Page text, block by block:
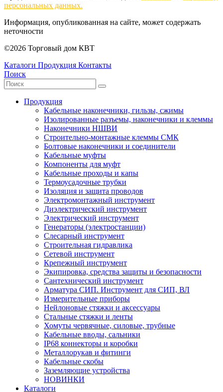
персональных данных.
Информация, опубликованная на сайте, может содержать
неточности
©2026 Торговый дом КВТ
Каталоги Продукция Контакты
Поиск
Продукция
Кабельные наконечники, гильзы, сжимы
Изолированные разъемы, наконечники и клеммы
Наконечники НШВИ
Строительно-монтажные клеммы СМК
Болтовые наконечники и соединители
Кабельные муфты
Компоненты для муфт
Кабельные проходы и капы
Термоусадочные трубки
Изоляция и защита проводов
Электромонтажный инструмент
Диэлектрический инструмент
Электрический инструмент
Генераторы (электростанции)
Слесарный инструмент
Строительная гидравлика
Сетевой инструмент
Крепежный инструмент
Экипировка, средства защиты и безопасности
Сантехнический инструмент
Арматура СИП. Инструмент для СИП, ВЛ
Измерительные приборы
Нейлоновые стяжки и аксессуары
Стальные стяжки и ленты
Хомуты червячные, силовые, трубные
Кабельные вводы, сальники
IP68 коннекторы и коробки
Металлорукав и фитинги
Кабельные скобы
Заземляющие устройства
НОВИНКИ
Каталоги